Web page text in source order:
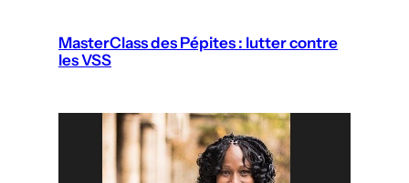
MasterClass des Pépites : lutter contre
les VSS